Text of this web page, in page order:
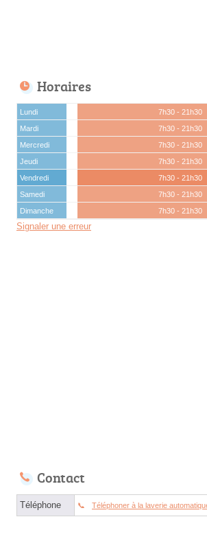
Horaires
Lundi
7h30 - 21h30
Mardi
7h30 - 21h30
Mercredi
7h30 - 21h30
Jeudi
7h30 - 21h30
Vendredi
7h30 - 21h30
Samedi
7h30 - 21h30
Dimanche
7h30 - 21h30
Signaler une erreur
Contact
Téléphone Téléphoner à la laverie